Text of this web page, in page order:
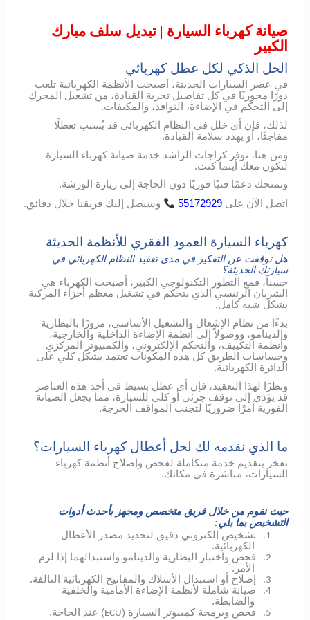
صيانة كهرباء السيارة | تبديل سلف مبارك
الكبير
الحل الذكي لكل عطل كهربائي
في عصر السيارات الحديثة، أصبحت الأنظمة الكهربائية تلعب
دورًا محوريًا في كل تفاصيل تجربة القيادة، من تشغيل المحرك
إلى التحكم في الإضاءة، النوافذ، والمكيفات.
لذلك، فإن أي خلل في النظام الكهربائي قد يُسبب تعطلًا
مفاجئًا، أو يهدد سلامة القيادة.
ومن هنا، توفر كراجات الراشد خدمة صيانة كهرباء السيارة
لتكون معك أينما كنت.
وتمنحك دعمًا فنيًا فوريًا دون الحاجة إلى زيارة الورشة.
اتصل
الآن على 55172929 وسيصل إليك فريقنا خلال دقائق.
كهرباء السيارة العمود الفقري للأنظمة الحديثة
هل توقفت عن التفكير في مدى تعقيد النظام الكهربائي في
سيارتك الحديثة؟
حسناً، فمع التطور التكنولوجي الكبير، أصبحت الكهرباء هي
الشريان الرئيسي الذي يتحكم في تشغيل معظم أجزاء المركبة
بشكل شبه كامل.
بدءًا من نظام الإشعال والتشغيل الأساسي، مرورًا بالبطارية
والدينامو، ووصولاً إلى أنظمة الإضاءة الداخلية والخارجية،
وأنظمة التكييف، والتحكم الإلكتروني، والكمبيوتر المركزي
وحساسات الطريق كل هذه المكونات تعتمد بشكل كلي على
الدائرة الكهربائية.
ونظرًا لهذا التعقيد، فإن أي عطل بسيط في أحد هذه العناصر
قد يؤدي إلى توقف جزئي أو كلي للسيارة، مما يجعل الصيانة
الفورية أمرًا ضروريًا لتجنب المواقف الحرجة.
ما الذي نقدمه لك لحل أعطال كهرباء السيارات؟
نفخر بتقديم خدمة متكاملة لفحص وإصلاح أنظمة كهرباء
السيارات، مباشرة في مكانك.
حيث نقوم من خلال فريق متخصص ومجهز بأحدث أدوات
التشخيص بما يلي:
1.
تشخيص إلكتروني دقيق لتحديد مصدر الأعطال
الكهربائية.
2.
فحص واختبار البطارية والدينامو واستبدالهما إذا لزم
الأمر.
3. إصلاح أو استبدال الأسلاك والمفاتيح الكهربائية التالفة.
4.
صيانة شاملة لأنظمة الإضاءة الأمامية والخلفية
والضابطة.
5. فحص وبرمجة كمبيوتر السيارة (ECU) عند الحاجة.